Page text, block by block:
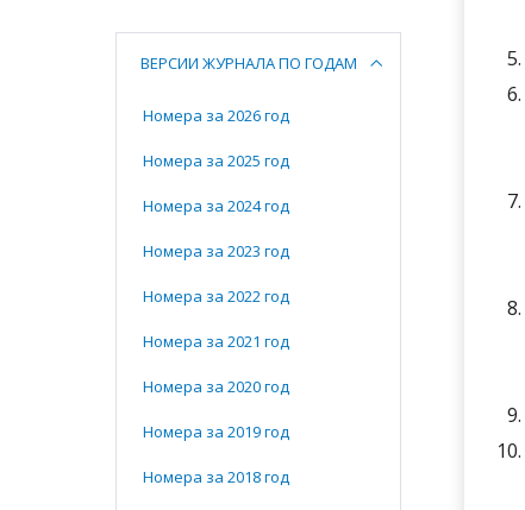
ВЕРСИИ ЖУРНАЛА ПО ГОДАМ
Номера за 2026 год
Номера за 2025 год
Номера за 2024 год
Номера за 2023 год
Номера за 2022 год
Номера за 2021 год
Номера за 2020 год
Номера за 2019 год
Номера за 2018 год